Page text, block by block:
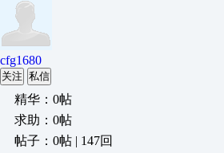
cfg1680
关注 私信
精华：0帖
求助：0帖
帖子：0帖 | 147回